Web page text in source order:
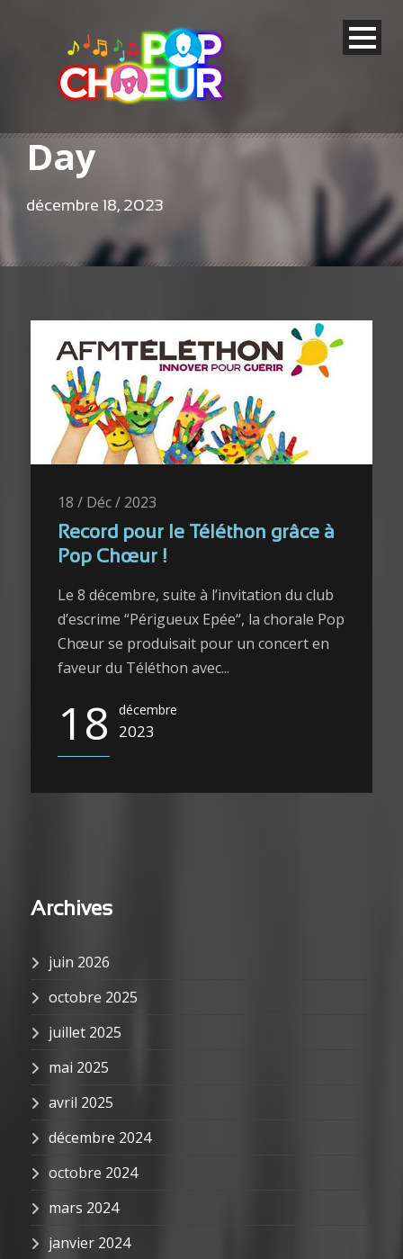
Day
décembre 18, 2023
18 / Déc / 2023
Record pour le Téléthon grâce à
Pop Chœur !
Le 8 décembre, suite à l’invitation du club
d’escrime “Périgueux Epée“, la chorale Pop
Chœur se produisait pour un concert en
faveur du Téléthon avec...
18 décembre
2023
Archives
juin 2026
octobre 2025
juillet 2025
mai 2025
avril 2025
décembre 2024
octobre 2024
mars 2024
janvier 2024